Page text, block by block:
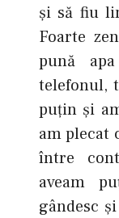
şi să fiu
Foarte
pună
telefonul,
puţin şi
am plecat
între
aveam
gândesc